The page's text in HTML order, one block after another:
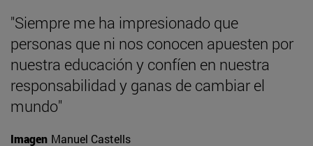
"Siempre me ha impresionado que
personas que ni nos conocen apuesten por
nuestra educación y confíen en nuestra
responsabilidad y ganas de cambiar el
mundo"
Imagen Manuel Castells